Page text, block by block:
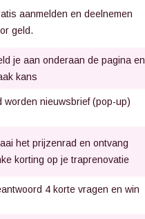
aanmelden en deelnemen
geld.
je aan onderaan de pagina en
kans
worden nieuwsbrief (pop-up)
het prijzenrad en ontvang
korting op je traprenovatie
4 korte vragen en win